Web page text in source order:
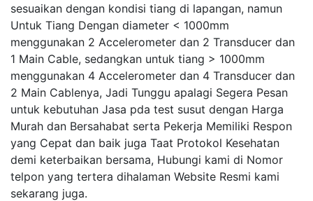
sesuaikan dengan kondisi tiang di lapangan, namun
Untuk Tiang Dengan diameter < 1000mm
menggunakan 2 Accelerometer dan 2 Transducer dan
1 Main Cable, sedangkan untuk tiang > 1000mm
menggunakan 4 Accelerometer dan 4 Transducer dan
2 Main Cablenya, Jadi Tunggu apalagi Segera Pesan
untuk kebutuhan Jasa pda test susut dengan Harga
Murah dan Bersahabat serta Pekerja Memiliki Respon
yang Cepat dan baik juga Taat Protokol Kesehatan
demi keterbaikan bersama, Hubungi kami di Nomor
telpon yang tertera dihalaman Website Resmi kami
sekarang juga.